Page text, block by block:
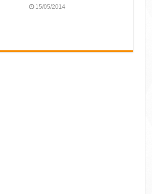
15/05/2014